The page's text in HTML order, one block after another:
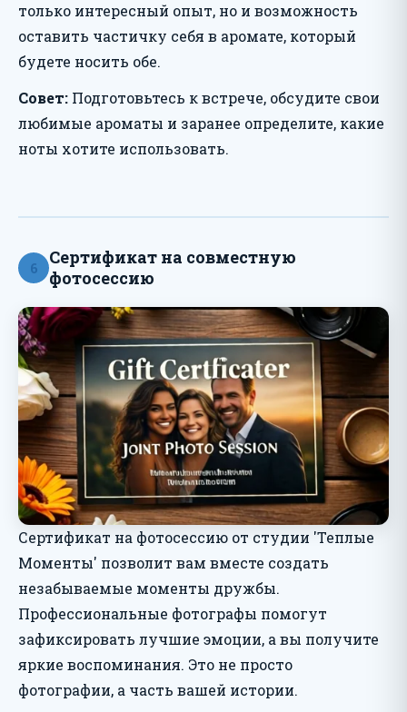
только интересный опыт, но и возможность
оставить частичку себя в аромате, который
будете носить обе.
Совет: Подготовьтесь к встрече, обсудите свои
любимые ароматы и заранее определите, какие
ноты хотите использовать.
6
Сертификат на совместную
фотосессию
Сертификат на фотосессию от студии 'Теплые
Моменты' позволит вам вместе создать
незабываемые моменты дружбы.
Профессиональные фотографы помогут
зафиксировать лучшие эмоции, а вы получите
яркие воспоминания. Это не просто
фотографии, а часть вашей истории.